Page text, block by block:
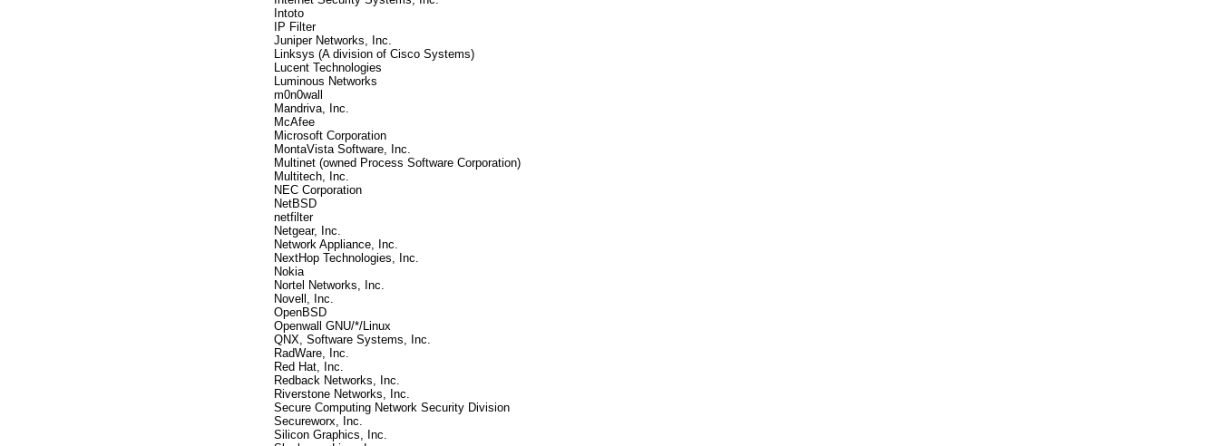
Intoto
IP Filter
Juniper Networks, Inc.
Linksys (A division of Cisco Systems)
Lucent Technologies
Luminous Networks
m0n0wall
Mandriva, Inc.
McAfee
Microsoft Corporation
MontaVista Software, Inc.
Multinet (owned Process Software Corporation)
Multitech, Inc.
NEC Corporation
NetBSD
netfilter
Netgear, Inc.
Network Appliance, Inc.
NextHop Technologies, Inc.
Nokia
Nortel Networks, Inc.
Novell, Inc.
OpenBSD
Openwall GNU/*/Linux
QNX, Software Systems, Inc.
RadWare, Inc.
Red Hat, Inc.
Redback Networks, Inc.
Riverstone Networks, Inc.
Secure Computing Network Security Division
Secureworx, Inc.
Silicon Graphics, Inc.